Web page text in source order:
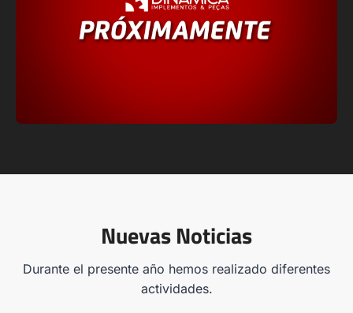
Nuevas Noticias
Durante el presente año hemos realizado diferentes
actividades.